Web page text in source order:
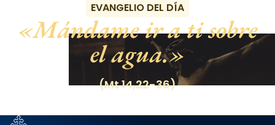
EVANGELIO DEL DÍA
Mándame ir a ti sobre
el agua.
(Mt 14,22-36)